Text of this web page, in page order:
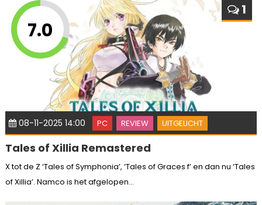
7.0
1
08-11-2025 14:00 PC REVIEW UITGELICHT
Tales of Xillia Remastered
X tot de Z ‘Tales of Symphonia’, ‘Tales of Graces f’ en dan nu ‘Tales
of Xillia’. Namco is het afgelopen...